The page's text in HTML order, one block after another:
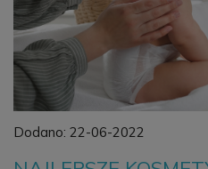
Dodano: 22-06-2022